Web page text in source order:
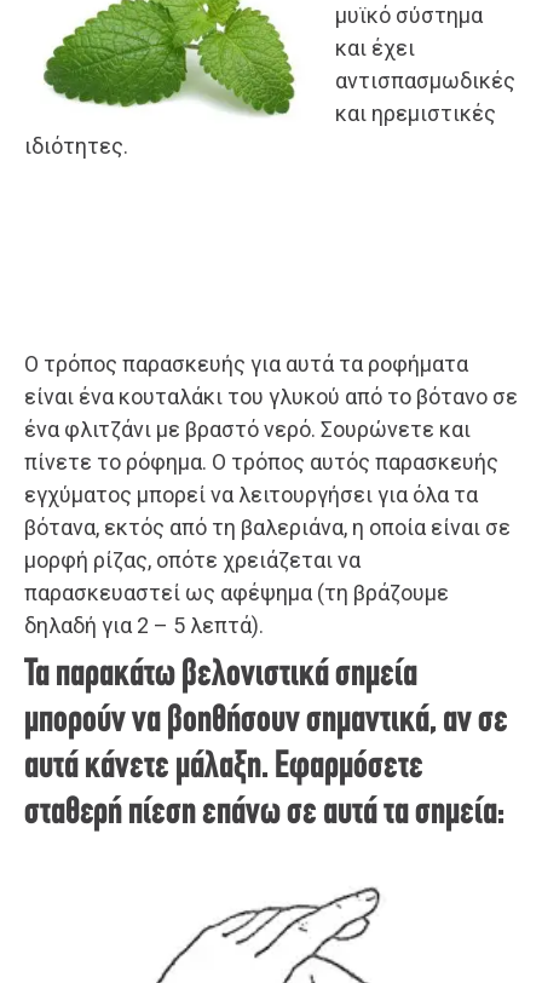
μυϊκό σύστημα
και έχει
αντισπασμωδικές
και ηρεμιστικές
ιδιότητες.
Ο τρόπος παρασκευής για αυτά τα ροφήματα
είναι ένα κουταλάκι του γλυκού από το βότανο σε
ένα φλιτζάνι με βραστό νερό. Σουρώνετε και
πίνετε το ρόφημα. Ο τρόπος αυτός παρασκευής
εγχύματος μπορεί να λειτουργήσει για όλα τα
βότανα, εκτός από τη βαλεριάνα, η οποία είναι σε
μορφή ρίζας, οπότε χρειάζεται να
παρασκευαστεί ως αφέψημα (τη βράζουμε
δηλαδή για 2 – 5 λεπτά).
Τα παρακάτω βελονιστικά σημεία
μπορούν να βοηθήσουν σημαντικά, αν σε
αυτά κάνετε μάλαξη. Εφαρμόσετε
σταθερή πίεση επάνω σε αυτά τα σημεία: